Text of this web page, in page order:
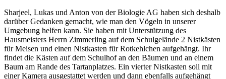
Sharjeel, Lukas und Anton von der Biologie AG haben sich deshalb
darüber Gedanken gemacht, wie man den Vögeln in unserer
Umgebung helfen kann. Sie haben mit Unterstützung des
Hausmeisters Herrn Zimmerling auf dem Schulgelände 2 Nistkästen
für Meisen und einen Nistkasten für Rotkehlchen aufgehängt. Ihr
findet die Kästen auf dem Schulhof an den Bäumen und an einem
Baum am Rande des Tartanplatzes. Ein vierter Nistkasten soll mit
einer Kamera ausgestattet werden und dann ebenfalls aufgehängt